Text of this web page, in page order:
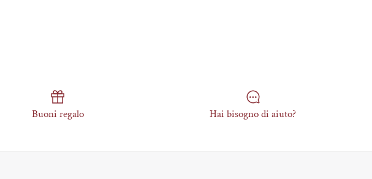
Buoni regalo Hai bisogno di aiuto?